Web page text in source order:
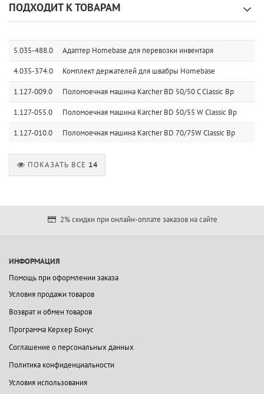
ПОДХОДИТ К ТОВАРАМ
5.035-488.0 Адаптер Homebase для перевозки инвентаря
4.035-374.0 Комплект держателей для швабры Homebase
1.127-009.0 Поломоечная машина Karcher BD 50/50 C Classic Bp
1.127-055.0 Поломоечная машина Karcher BD 50/55 W Classic Bp
1.127-010.0 Поломоечная машина Karcher BD 70/75W Classic Bp
ПОКАЗАТЬ ВСЕ 14
2% скидки при онлайн-оплате заказов на сайте
ИНФОРМАЦИЯ
Помощь при оформлении заказа
Условия продажи товаров
Возврат и обмен товаров
Программа Керхер Бонус
Соглашение о персональных данных
Политика конфиденциальности
Условия использования